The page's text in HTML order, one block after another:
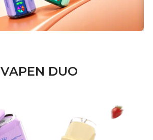
VAPEN DUO